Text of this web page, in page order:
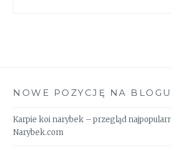
NOWE POZYCJĘ NA BLOGU
Karpie koi narybek – przegląd
Narybek.com